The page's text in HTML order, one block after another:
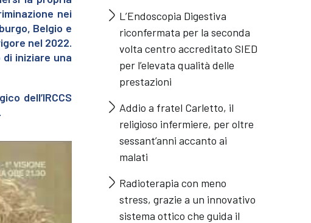
nei
Belgio e
nel 2022.
di iniziare una
dell’IRCCS
L’Endoscopia Digestiva
riconfermata per la seconda
volta centro accreditato SIED
per l’elevata qualità delle
prestazioni
Addio a fratel Carletto, il
religioso infermiere, per oltre
sessant’anni accanto ai
malati
Radioterapia con meno
stress, grazie a un innovativo
sistema ottico che guida il